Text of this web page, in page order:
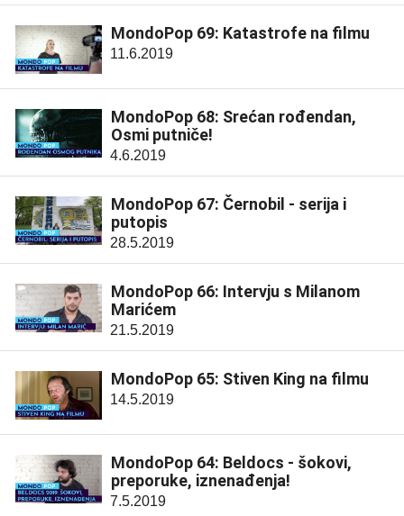
MondoPop 69: Katastrofe na filmu
11.6.2019
MondoPop 68: Srećan rođendan,
Osmi putniče!
4.6.2019
MondoPop 67: Černobil - serija i
putopis
28.5.2019
MondoPop 66: Intervju s Milanom
Marićem
21.5.2019
MondoPop 65: Stiven King na filmu
14.5.2019
MondoPop 64: Beldocs - šokovi,
preporuke, iznenađenja!
7.5.2019